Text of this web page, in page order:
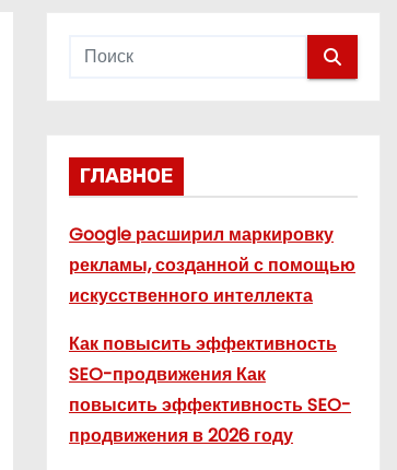
ГЛАВНОЕ
Google расширил маркировку
рекламы, созданной с помощью
искусственного интеллекта
Как повысить эффективность
SEO-продвижения Как
повысить эффективность SEO-
продвижения в 2026 году